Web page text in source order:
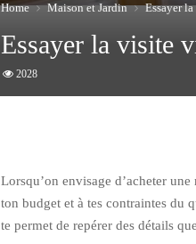
Home Maison et Jardin Essayer
Essayer la visite
2028
Lorsqu’on envisage d’acheter
ton budget et à tes contraintes du
te permet de repérer des détails